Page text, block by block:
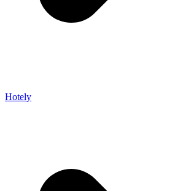
Hotely